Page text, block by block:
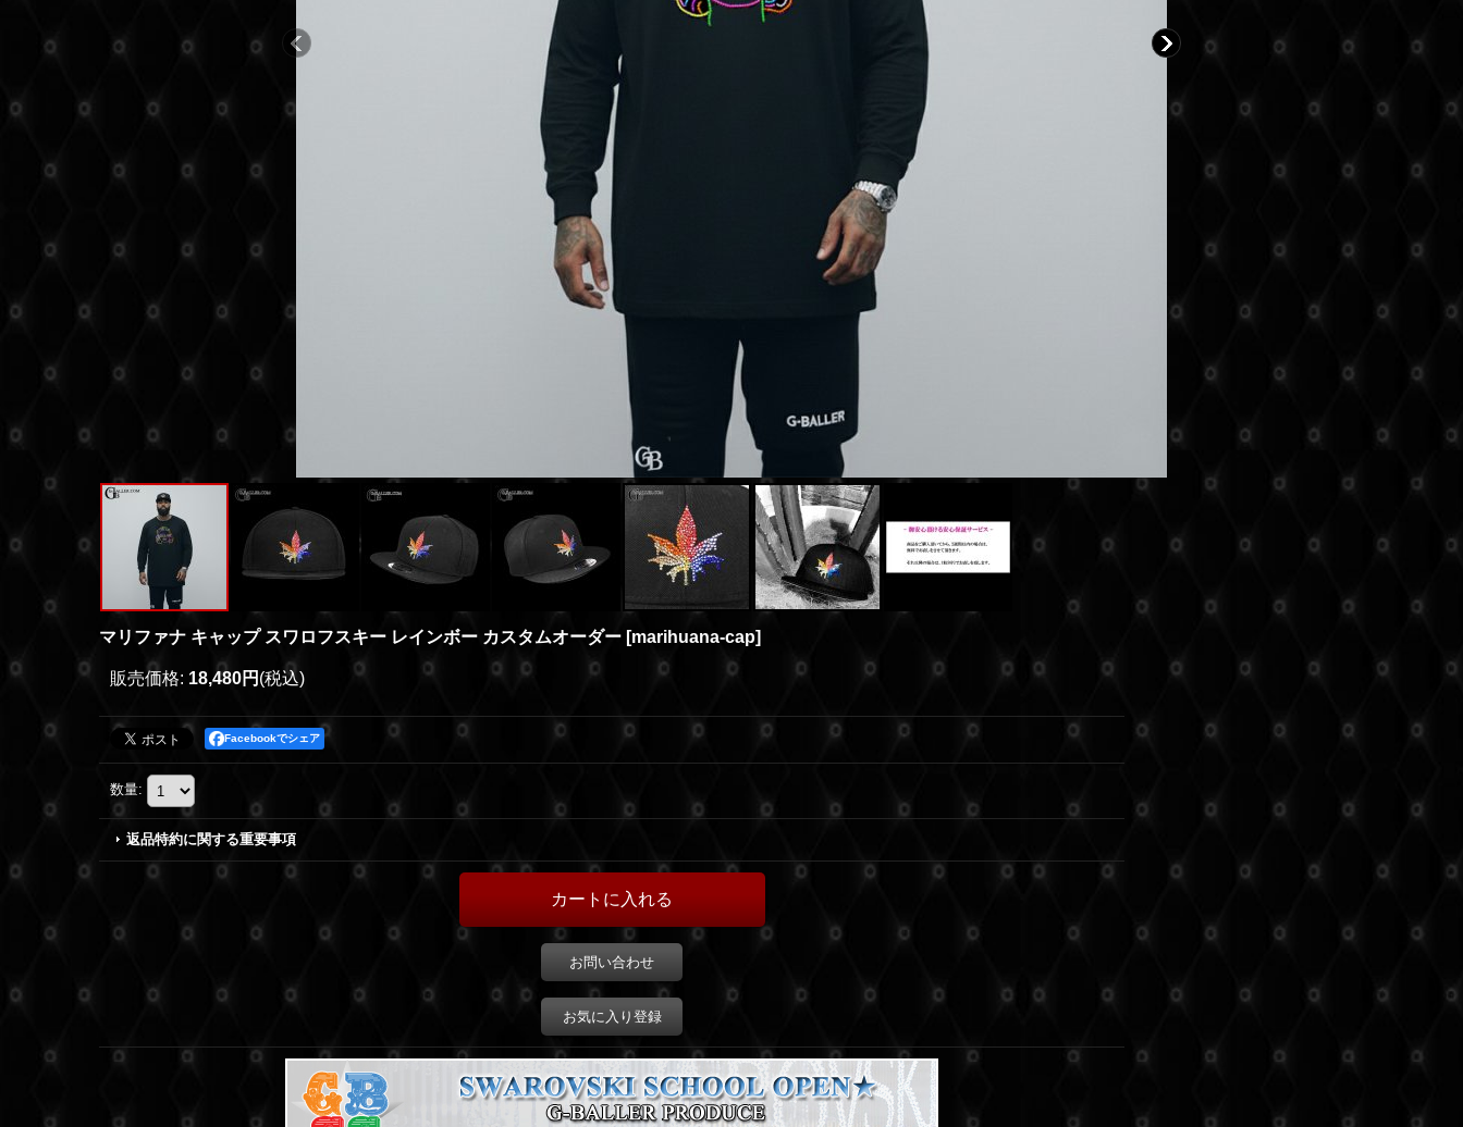
マリファナ キャップ スワロフスキー レインボー カスタムオーダー [marihuana-cap]
販売価格: 18,480円 (税込)
Facebookでシェア
数量:
返品特約に関する重要事項
お問い合わせ
お気に入り登録